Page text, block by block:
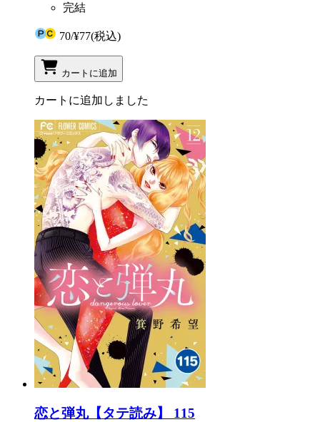
完結
70/¥77(税込)
カートに追加
カートに追加しました
恋と弾丸【タテ読み】 115